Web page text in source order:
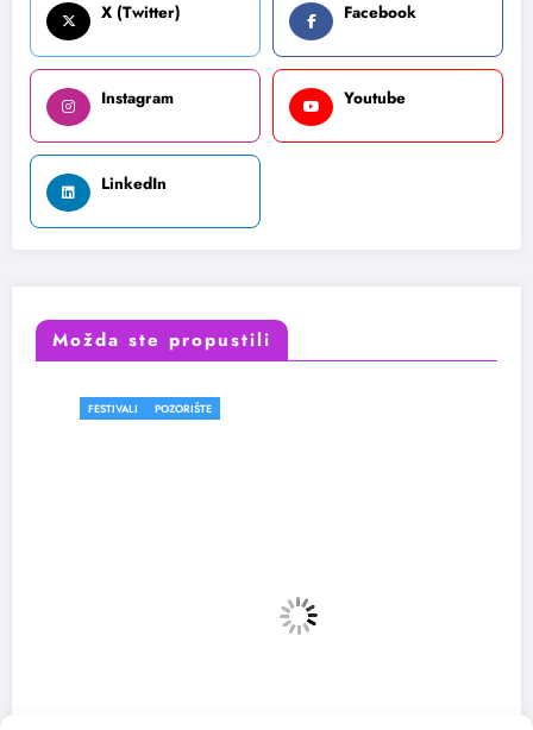
X (Twitter) Facebook
Instagram Youtube
LinkedIn
Možda ste propustili
FESTIVALI POZORIŠTE